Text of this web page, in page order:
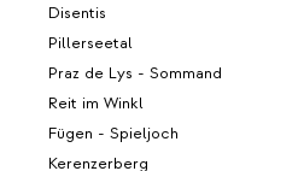
Disentis
Pillerseetal
Praz de Lys - Sommand
Reit im Winkl
Fügen - Spieljoch
Kerenzerberg